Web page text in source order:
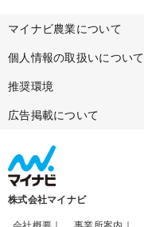
マイナビ農業について
個人情報の取扱いについて
推奨環境
広告掲載について
株式会社マイナビ